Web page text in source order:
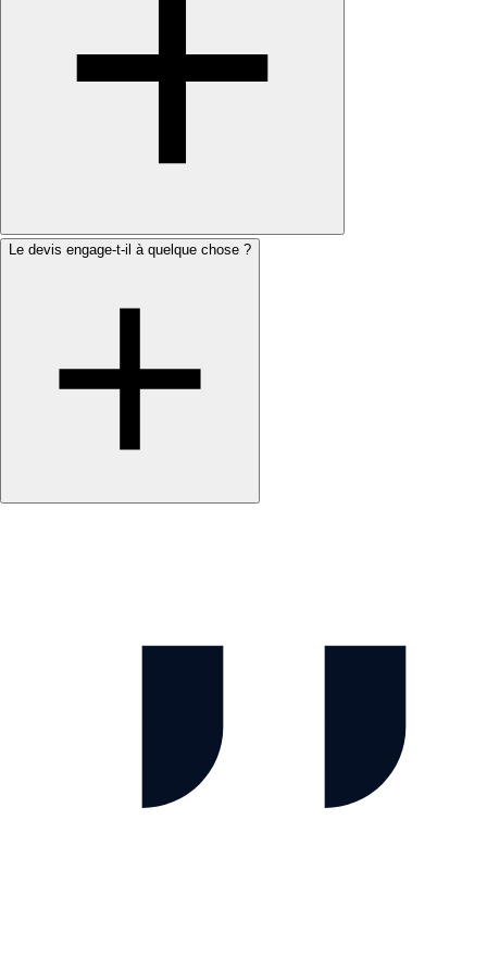
Le devis engage-t-il à quelque chose ?